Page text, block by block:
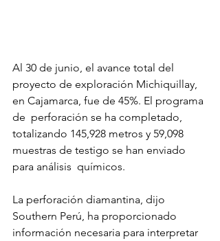
Al 30 de junio, el avance total del
proyecto de exploración Michiquillay,
en Cajamarca, fue de 45%. El programa
de  perforación se ha completado,
totalizando 145,928 metros y 59,098
muestras de testigo se han enviado
para análisis  químicos.
La perforación diamantina, dijo
Southern Perú, ha proporcionado
información necesaria para interpretar